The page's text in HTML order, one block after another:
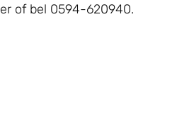
of bel 0594-620940.